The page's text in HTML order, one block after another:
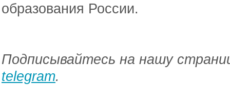
образования России.
Подписывайтесь на нашу
telegram.